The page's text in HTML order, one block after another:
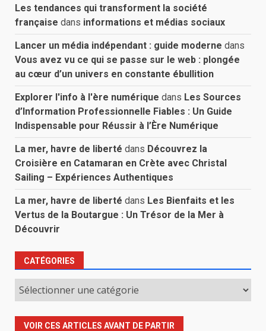
Les tendances qui transforment la société
française dans informations et médias sociaux
Lancer un média indépendant : guide moderne dans
Vous avez vu ce qui se passe sur le web : plongée
au cœur d’un univers en constante ébullition
Explorer l'info à l'ère numérique dans Les Sources
d’Information Professionnelle Fiables : Un Guide
Indispensable pour Réussir à l’Ère Numérique
La mer, havre de liberté dans Découvrez la
Croisière en Catamaran en Crète avec Christal
Sailing – Expériences Authentiques
La mer, havre de liberté dans Les Bienfaits et les
Vertus de la Boutargue : Un Trésor de la Mer à
Découvrir
CATÉGORIES
Catégories
VOIR CES ARTICLES AVANT DE PARTIR